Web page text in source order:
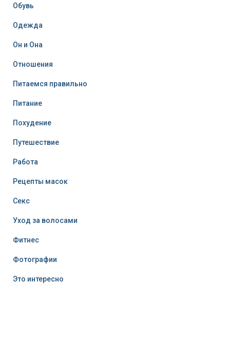
Обувь
Одежда
Он и Она
Отношения
Питаемся правильно
Питание
Похудение
Путешествие
Работа
Рецепты масок
Секс
Уход за волосами
Фитнес
Фотографии
Это интересно